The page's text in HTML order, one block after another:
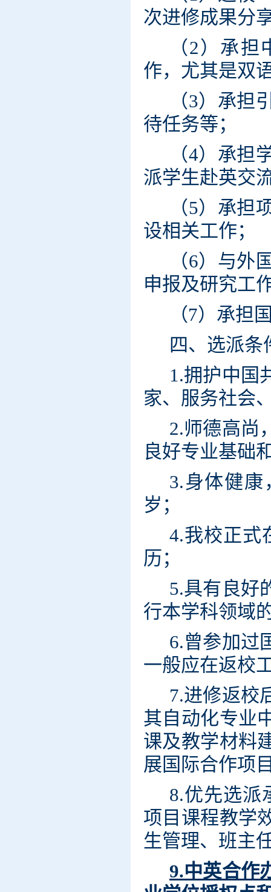
次进修成果分
（2）承担
作，尤其是双
（3） 承担
待任务等；
（4） 承担
派学生赴英交
（5） 承担
设相关工作；
（6）与外
申报及研究工
（7） 承担
四、选派条
1.拥护中国
家、服务社会
2.师德高尚
良好专业基础
3.身体健康
岁；
4.我校正式
历；
5.具有良好
行本学科领域
6.曾参加过
一般应在返校
7.进修返校
其自动化专业
课及教学材料
展国际合作项
8.优先选派
项目课程教学
生管理、班主
9.中英合作